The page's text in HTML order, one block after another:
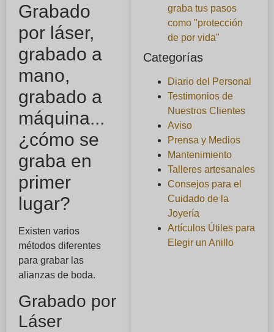
Grabado
por láser,
grabado a
mano,
grabado a
máquina...
¿cómo se
graba en
primer
lugar?
Existen varios
métodos diferentes
para grabar las
alianzas de boda.
Grabado por
Láser
graba tus pasos
como "protección
de por vida"
Categorías
Diario del Personal
Testimonios de
Nuestros Clientes
Aviso
Prensa y Medios
Mantenimiento
Talleres artesanales
Consejos para el
Cuidado de la
Joyería
Artículos Útiles para
Elegir un Anillo